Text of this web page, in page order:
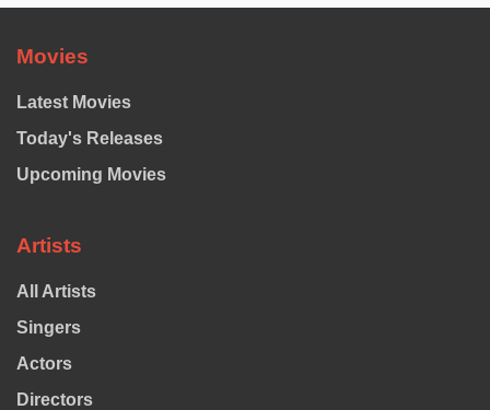
Movies
Latest Movies
Today's Releases
Upcoming Movies
Artists
All Artists
Singers
Actors
Directors